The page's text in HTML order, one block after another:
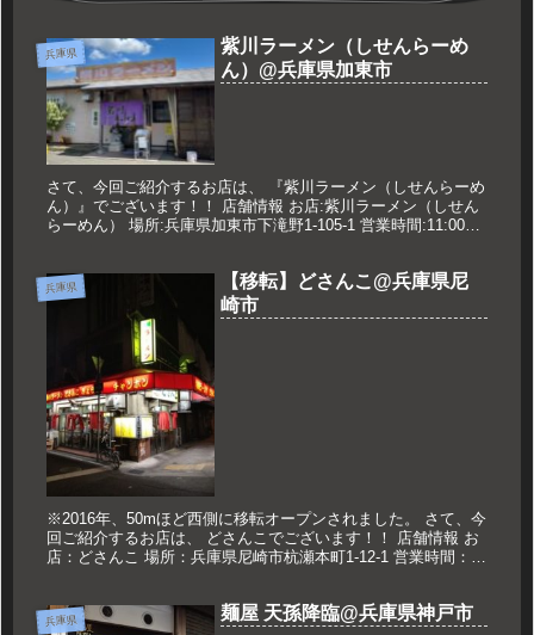
兵庫県
紫川ラーメン（しせんらーめ
ん）@兵庫県加東市
さて、今回ご紹介するお店は、 『紫川ラーメン（しせんらーめ
ん）』でございます！！ 店舗情報 お店:紫川ラーメン（しせん
らーめん） 場所:兵庫県加東市下滝野1-105-1 営業時間:11:00〜
兵庫県
【移転】どさんこ@兵庫県尼
崎市
※2016年、50mほど西側に移転オープンされました。 さて、今
回ご紹介するお店は、 どさんこでございます！！ 店舗情報 お
店：どさんこ 場所：兵庫県尼崎市杭瀬本町1-12-1 営業時間：
兵庫県 麺屋 天孫降臨@兵庫県神戸市